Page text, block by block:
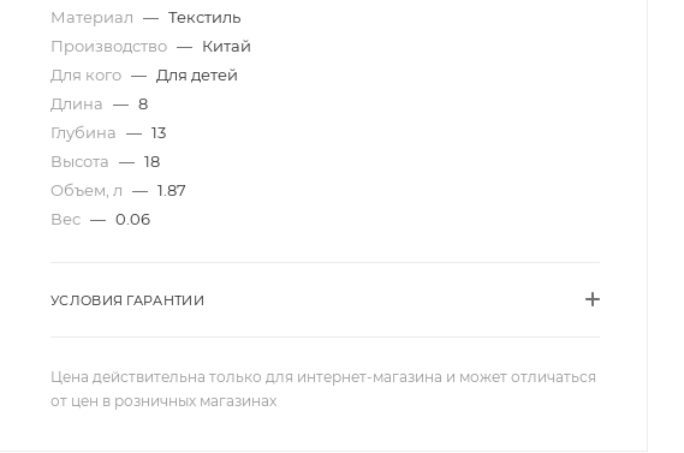
Материал — Текстиль
Производство — Китай
Для кого — Для детей
Длина — 8
Глубина — 13
Высота — 18
Объем, л — 1.87
Вес — 0.06
УСЛОВИЯ ГАРАНТИИ
Цена действительна только для интернет-магазина и может отличаться
от цен в розничных магазинах